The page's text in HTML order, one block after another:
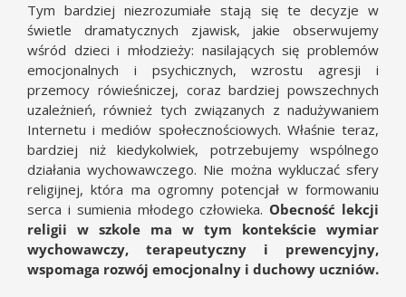
Tym bardziej niezrozumiałe stają się te decyzje w
świetle dramatycznych zjawisk, jakie obserwujemy
wśród dzieci i młodzieży: nasilających się problemów
emocjonalnych i psychicznych, wzrostu agresji i
przemocy rówieśniczej, coraz bardziej powszechnych
uzależnień, również tych związanych z nadużywaniem
Internetu i mediów społecznościowych. Właśnie teraz,
bardziej niż kiedykolwiek, potrzebujemy wspólnego
działania wychowawczego. Nie można wykluczać sfery
religijnej, która ma ogromny potencjał w formowaniu
serca i sumienia młodego człowieka. Obecność lekcji
religii w szkole ma w tym kontekście wymiar
wychowawczy, terapeutyczny i prewencyjny,
wspomaga rozwój emocjonalny i duchowy uczniów.